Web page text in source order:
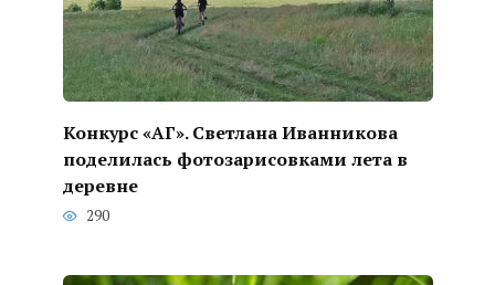
Конкурс «АГ». Светлана Иванникова
поделилась фотозарисовками лета в
деревне
290